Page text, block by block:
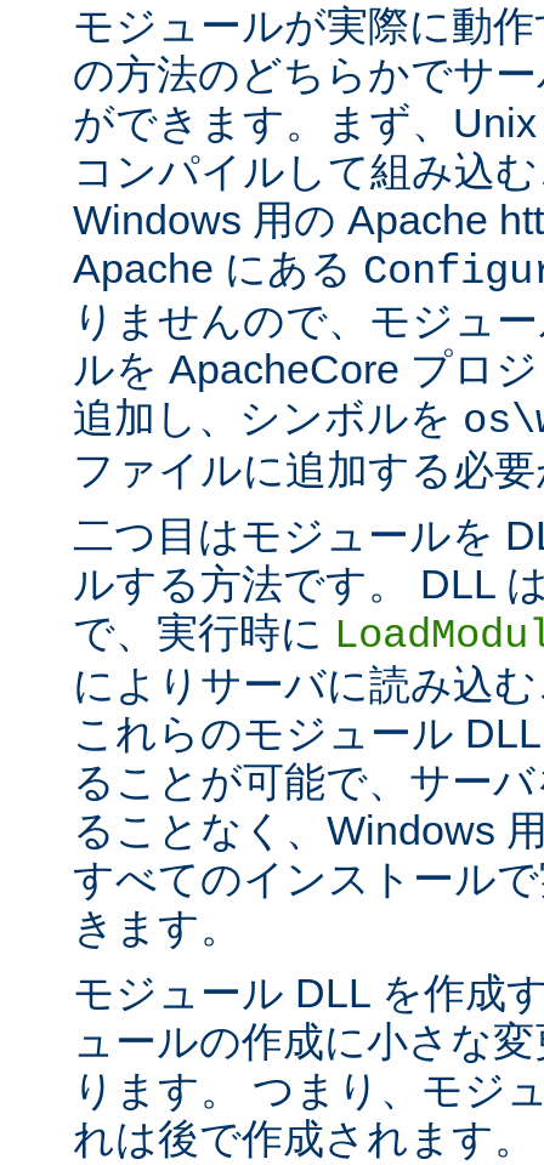
モジュールが実際に動
の方法のどちらかでサ
ができます。まず、
コンパイルして組み込
Windows 用の Apache
Apache にある
りませんので、モジュ
ルを ApacheCore プロ
追加し、シンボルを
ファイルに追加する必
二つ目はモジュールを
ルする方法です。 DLL
で、実行時に
によりサーバに読み込
これらのモジュール
ることが可能で、サー
ることなく、Windows
すべてのインストール
きます。
モジュール DLL を作成
ュールの作成に小さな
ります。 つまり、モジ
れは後で作成されます